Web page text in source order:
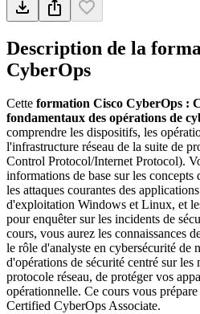
Description de la
CyberOps
Cette formation Cisco CyberOps :
fondamentaux des opérations de
comprendre les dispositifs, les
l'infrastructure réseau de la suite de
Control Protocol/Internet Protocol).
informations de base sur les concepts
les attaques courantes des
d'exploitation Windows et Linux, et
pour enquêter sur les incidents de
cours, vous aurez les connaissances
le rôle d'analyste en cybersécurité de
d'opérations de sécurité centré sur
protocole réseau, de protéger vos
opérationnelle. Ce cours vous
Certified CyberOps Associate.